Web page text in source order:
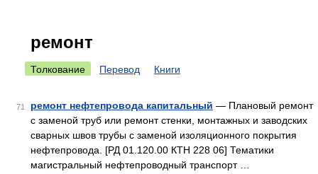
ремонт
Толкование Перевод Книги
71 ремонт нефтепровода капитальный — Плановый ремонт
с заменой труб или ремонт стенки, монтажных и заводских
сварных швов трубы с заменой изоляционного покрытия
нефтепровода. [РД 01.120.00 КТН 228 06] Тематики
магистральный нефтепроводный транспорт …